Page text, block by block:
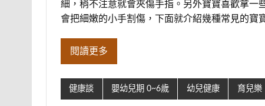
細，稍不注意就會夾傷手指。另外寶寶喜歡拿一
會把細嫩的小手割傷，下面就介紹幾種常見的寶
閱讀更多
健康談 嬰幼兒期 0~6歲 幼兒健康 育兒樂